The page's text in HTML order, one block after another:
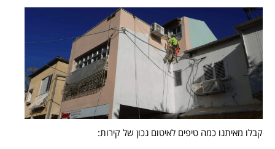
קבלו מאיתנו כמה טיפים לאיטום נכון של קירות: